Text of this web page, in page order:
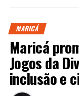
As plataformas
realizados pela
deslocamentos e
moradores.
O projeto também
diferentes
eficiente.
MARICÁ
Maricá
Jogos da
inclusão e